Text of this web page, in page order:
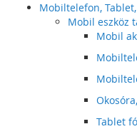
Mobiltelefon,
Mobil eszköz
Mobil
Tablet